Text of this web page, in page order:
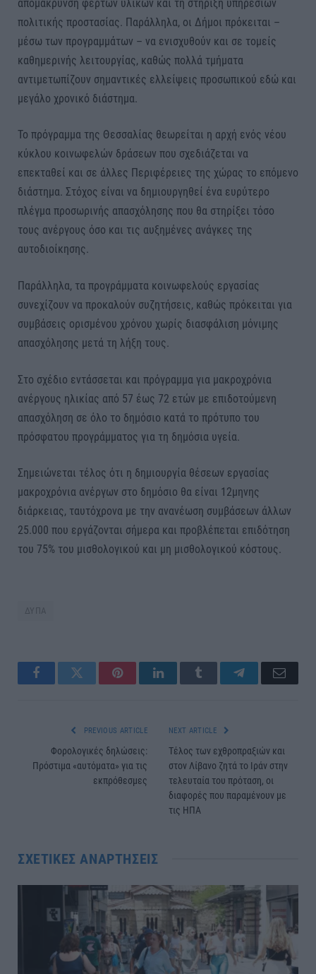
απομάκρυνση φερτών υλικών και τη στήριξη υπηρεσιών
πολιτικής προστασίας. Παράλληλα, οι Δήμοι πρόκειται –
μέσω των προγραμμάτων – να ενισχυθούν και σε τομείς
καθημερινής λειτουργίας, καθώς πολλά τμήματα
αντιμετωπίζουν σημαντικές ελλείψεις προσωπικού εδώ και
μεγάλο χρονικό διάστημα.
Το πρόγραμμα της Θεσσαλίας θεωρείται η αρχή ενός νέου
κύκλου κοινωφελών δράσεων που σχεδιάζεται να
επεκταθεί και σε άλλες Περιφέρειες της χώρας το επόμενο
διάστημα. Στόχος είναι να δημιουργηθεί ένα ευρύτερο
πλέγμα προσωρινής απασχόλησης που θα στηρίξει τόσο
τους ανέργους όσο και τις αυξημένες ανάγκες της
αυτοδιοίκησης.
Παράλληλα, τα προγράμματα κοινωφελούς εργασίας
συνεχίζουν να προκαλούν συζητήσεις, καθώς πρόκειται για
συμβάσεις ορισμένου χρόνου χωρίς διασφάλιση μόνιμης
απασχόλησης μετά τη λήξη τους.
Στο σχέδιο εντάσσεται και πρόγραμμα για μακροχρόνια
ανέργους ηλικίας από 57 έως 72 ετών με επιδοτούμενη
απασχόληση σε όλο το δημόσιο κατά το πρότυπο του
πρόσφατου προγράμματος για τη δημόσια υγεία.
Σημειώνεται τέλος ότι η δημιουργία θέσεων εργασίας
μακροχρόνια ανέργων στο δημόσιο θα είναι 12μηνης
διάρκειας, ταυτόχρονα με την ανανέωση συμβάσεων άλλων
25.000 που εργάζονται σήμερα και προβλέπεται επιδότηση
του 75% του μισθολογικού και μη μισθολογικού κόστους.
ΔΥΠΑ
FacebookTwitter PinterestLinkedInTumblr TelegramEmail
PREVIOUS ARTICLE
Φορολογικές δηλώσεις:
Πρόστιμα «αυτόματα» για τις
εκπρόθεσμες
NEXT ARTICLE
Τέλος των εχθροπραξιών και
στον Λίβανο ζητά το Ιράν στην
τελευταία του πρόταση, οι
διαφορές που παραμένουν με
τις ΗΠΑ
ΣΧΕΤΙΚΈΣ ΑΝΑΡΤΉΣΕΙΣ